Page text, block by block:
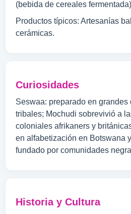
(bebida de cereales
Productos típicos: Artesanías
cerámicas.
Curiosidades
Seswaa: preparado en
tribales; Mochudi sobrevivió a
coloniales afrikaners y
en alfabetización en Botswana
fundado por comunidades
Historia y Cultura